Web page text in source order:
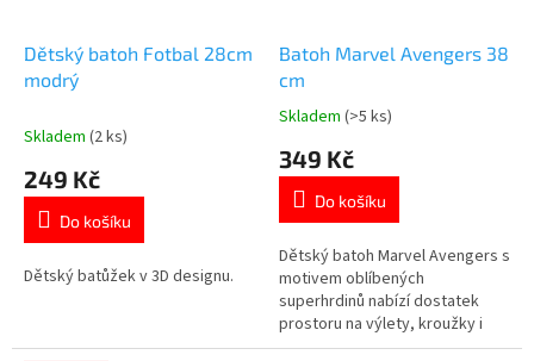
Dětský batoh Fotbal 28cm
modrý
Skladem (2 ks)
249 Kč
Do košíku
Dětský batůžek v 3D designu.
Batoh Marvel Avengers 38
cm
Průměrné
produktu
5,0
5
hvězdiček.
Skladem (>5 ks)
349 Kč
Do košíku
Dětský batoh Marvel Avengers s
motivem oblíbených
superhrdinů nabízí dostatek
prostoru na výlety, kroužky i
každodenní nošení. Prostorná